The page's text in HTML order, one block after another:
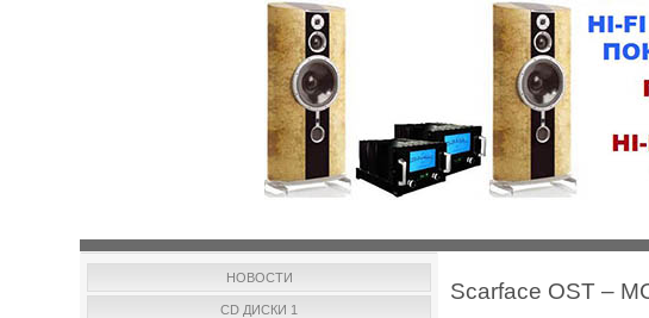
НОВОСТИ
CD ДИСКИ 1
Scarface OST –